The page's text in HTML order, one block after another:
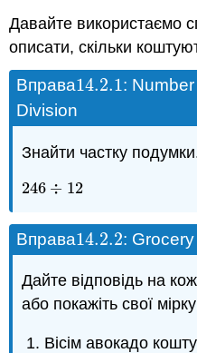
глосарію
Практика
Давайте використаємо
описати, скільки
Вправа14.2.1
14.2.1:
Division
Знайти частку
246 ÷ 12
246 ÷12
Вправа14.2.2
14.2.2:
Дайте відповідь на
або покажіть свої
Вісім авокадо